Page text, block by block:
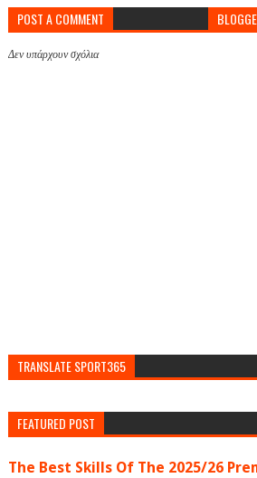
POST A COMMENT
Δεν υπάρχουν σχόλια
TRANSLATE SPORT365
FEATURED POST
The Best Skills Of The 2025/26